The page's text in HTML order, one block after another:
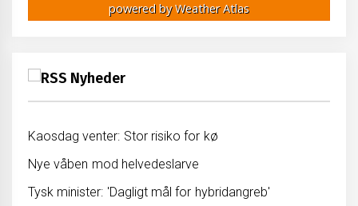
powered byWeather Atlas
Nyheder
Kaosdag venter: Stor risiko for kø
Nye våben mod helvedeslarve
Tysk minister: 'Dagligt mål for hybridangreb'